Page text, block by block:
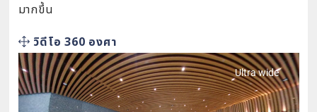
มากขึ้น
วิดีโอ 360 องศา